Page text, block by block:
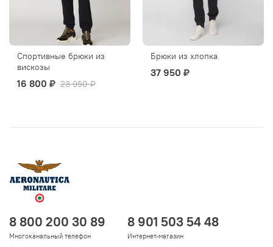
Спортивные брюки из
вискозы
16 800 ₽ 23 950 ₽
Брюки из хлопка
37 950 ₽
8 800 200 30 89
Многоканальный телефон
8 901 503 54 48
Интернет-магазин